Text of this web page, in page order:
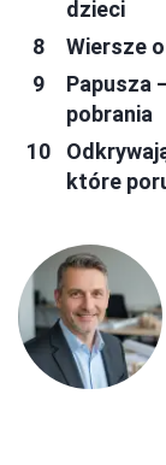
dzieci
Wiersze
Papusza
pobrania
które